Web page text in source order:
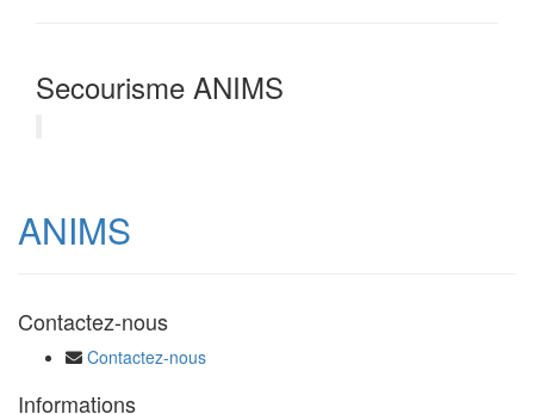
Secourisme ANIMS
ANIMS
Contactez-nous
Contactez-nous
Informations